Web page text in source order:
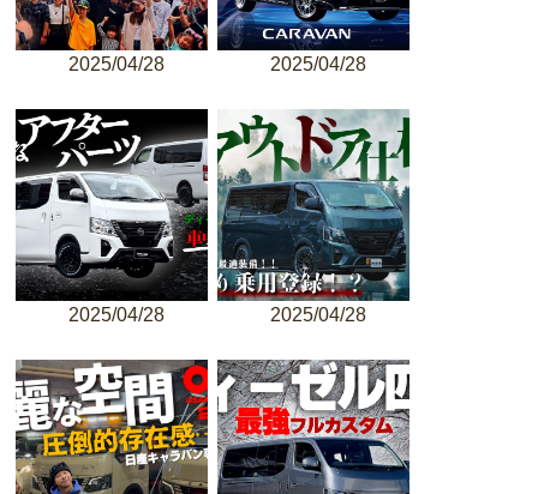
2025/04/28 2025/04/28
2025/04/28 2025/04/28